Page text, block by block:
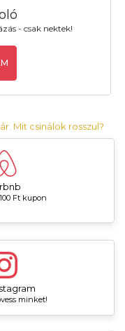
- csak nektek!
Mit csinálok rosszul?
Ft kupon
minket!